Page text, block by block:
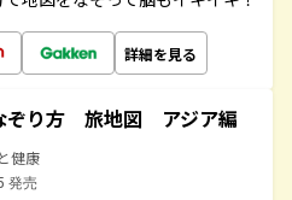
詳細を見る
ぞり方 旅地図 アジア編
健康
発売